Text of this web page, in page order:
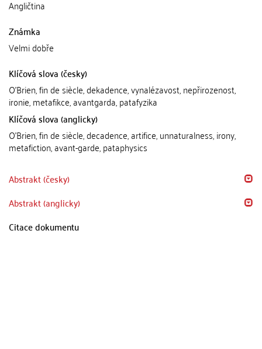
Angličtina
Známka
Velmi dobře
Klíčová slova (česky)
O'Brien, fin de siècle, dekadence, vynalézavost, nepřirozenost,
ironie, metafikce, avantgarda, patafyzika
Klíčová slova (anglicky)
O'Brien, fin de siècle, decadence, artifice, unnaturalness, irony,
metafiction, avant-garde, pataphysics
Abstrakt (česky)
Abstrakt (anglicky)
Citace dokumentu